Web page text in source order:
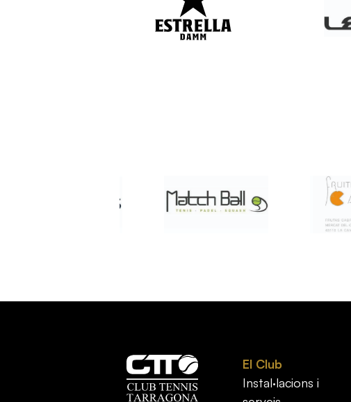
El Club
Instal·lacions i